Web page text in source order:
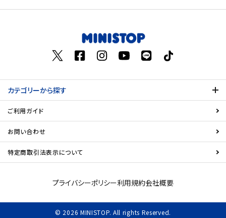
カテゴリーから探す
ご利用ガイド
お問い合わせ
特定商取引法表示について
プライバシーポリシー利用規約会社概要
© 2026 MINISTOP. All rights Reserved.